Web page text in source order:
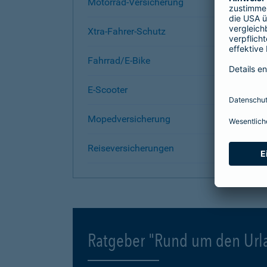
Xtra-Fahrer-Schutz
Fahrrad/E-Bike
E-Scooter
Mopedversicherung
Reiseversicherungen
Ratgeber "Rund um den